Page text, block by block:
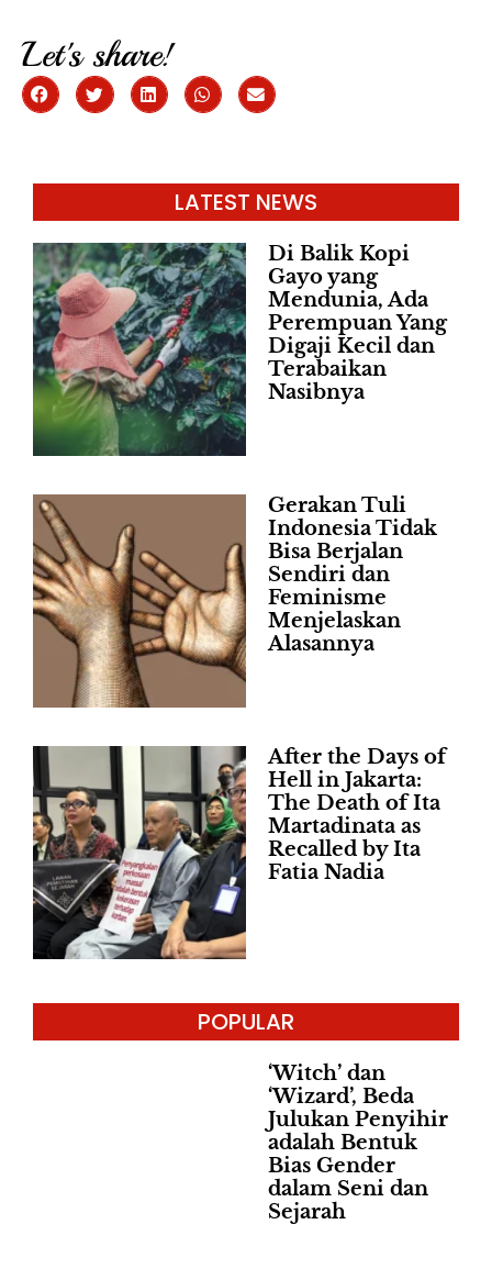
Let's share!
LATEST NEWS
Di Balik Kopi
Gayo yang
Mendunia, Ada
Perempuan Yang
Digaji Kecil dan
Terabaikan
Nasibnya
Gerakan Tuli
Indonesia Tidak
Bisa Berjalan
Sendiri dan
Feminisme
Menjelaskan
Alasannya
After the Days of
Hell in Jakarta:
The Death of Ita
Martadinata as
Recalled by Ita
Fatia Nadia
POPULAR
‘Witch’ dan
‘Wizard’, Beda
Julukan Penyihir
adalah Bentuk
Bias Gender
dalam Seni dan
Sejarah